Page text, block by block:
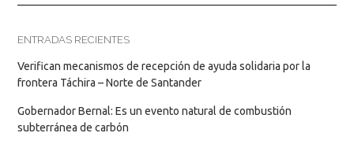
ENTRADAS RECIENTES
Verifican mecanismos de recepción de ayuda solidaria por la
frontera Táchira – Norte de Santander
Gobernador Bernal: Es un evento natural de combustión
subterránea de carbón